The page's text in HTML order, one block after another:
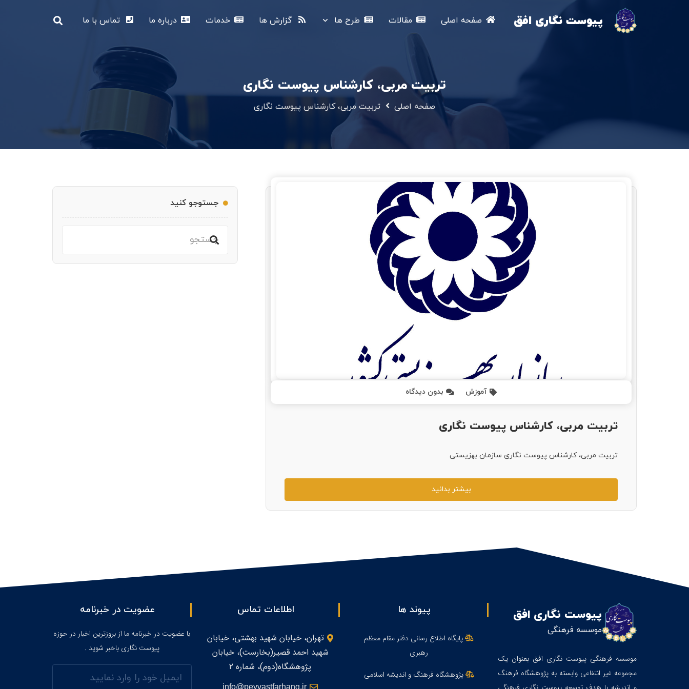
پیوست نگاری افق صفحه اصلی مقالات طرح ها گزارش ها خدمات درباره ما تماس با ما
تربیت مربی، کارشناس پیوست نگاری
صفحه اصلی تربیت مربی، کارشناس پیوست نگاری
آموزش بدون دیدگاه
تربیت مربی، کارشناس پیوست نگاری
تربیت مربی، کارشناس پیوست نگاری سازمان بهزیستی
بیشتر بدانید
جستوجو کنید
پیوست نگاری افق
موسسه فرهنگی
موسسه فرهنگی پیوست نگاری افق بعنوان یک
مجموعه غیر انتفاعی وابسته به پژوهشگاه فرهنگ
پیوند ها
پایگاه اطلاع رسانی دفتر مقام معظم
رهبری
پژوهشگاه فرهنگ و اندیشه اسلامی
اطلاعات تماس
تهران، خیابان شهید بهشتی، خیابان
شهید احمد قصیر(بخارست)، خیابان
پژوهشگاه(دوم)، شماره ۲
info@peyvastfarhang.ir
عضویت در خبرنامه
با عضویت در خبرنامه ما از بروزترین اخبار در حوزه
پیوست نگاری باخبر شوید .